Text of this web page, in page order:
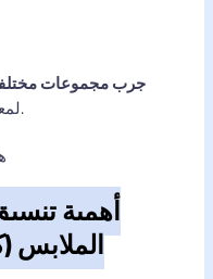
جرب مجموعات
لمعرفة ما يناسبك والمناسبة بشكل أفضل.
أهمية
الملابس